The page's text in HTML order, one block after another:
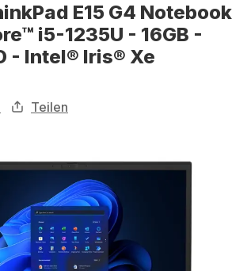
E15 G4 Notebook
i5-1235U - 16GB -
- Intel® Iris® Xe
Teilen